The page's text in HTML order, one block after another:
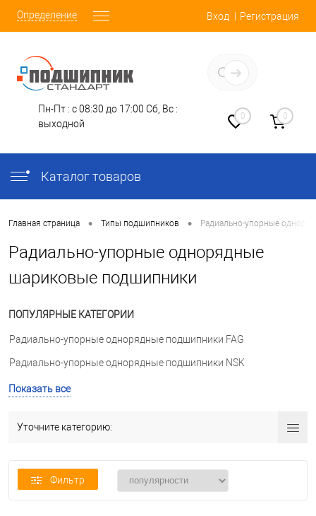
Определение Вход Регистрация
Пн-Пт : с 08:30 до 17:00 Сб, Вс :
выходной
0 0
Каталог товаров
Главная страница • Типы подшипников • Радиально-упорные
Радиально-упорные однорядные
шариковые подшипники
ПОПУЛЯРНЫЕ КАТЕГОРИИ
Радиально-упорные однорядные подшипники FAG
Радиально-упорные однорядные подшипники NSK
Радиально-упорные однорядные подшипники UBC
Показать все
Уточните категорию:
Фильтр